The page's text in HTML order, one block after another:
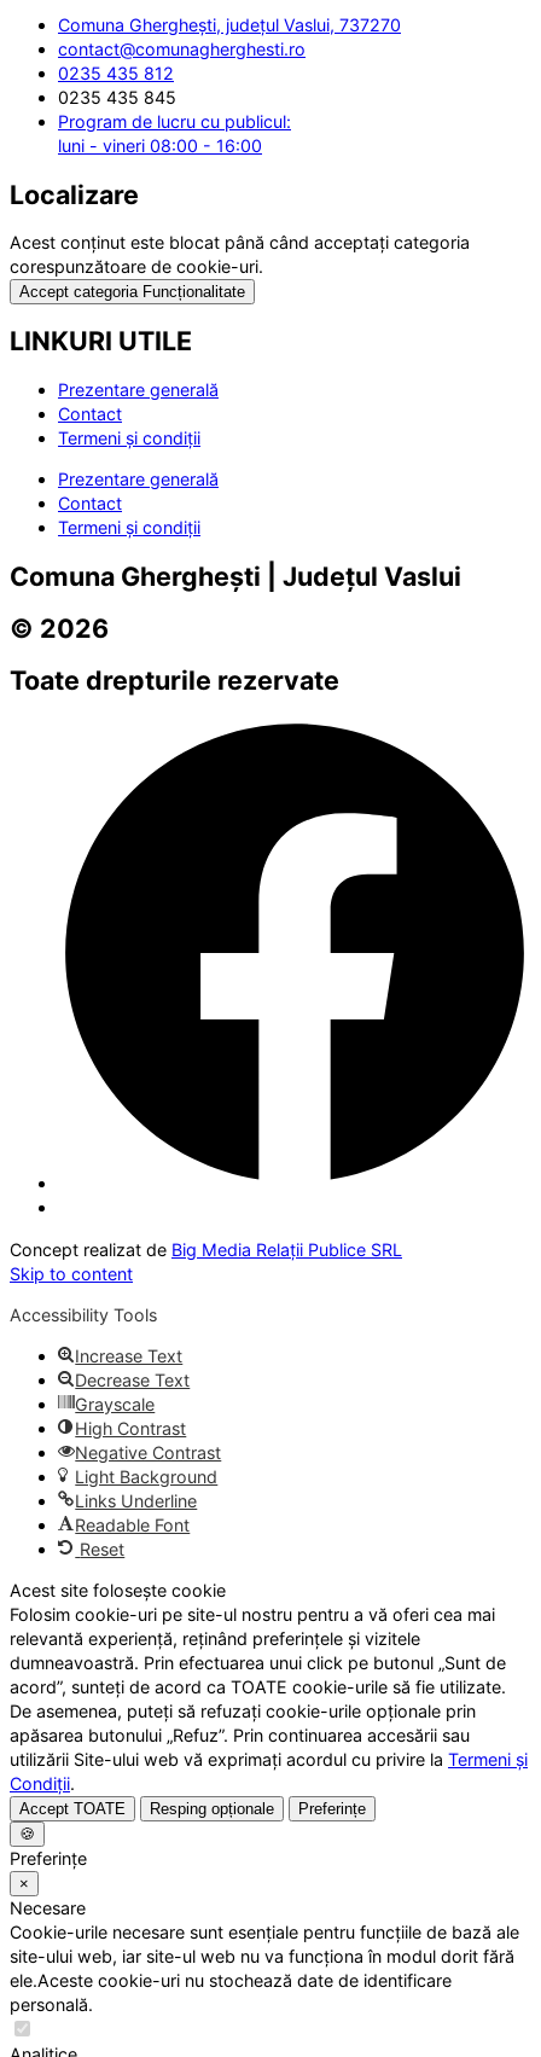
Comuna Gherghești, județul Vaslui, 737270
contact@comunagherghesti.ro
0235 435 812
0235 435 845
Program de lucru cu publicul:
luni - vineri 08:00 - 16:00
Localizare
Acest conținut este blocat până când acceptați categoria
corespunzătoare de cookie-uri.
Accept categoria Funcționalitate
LINKURI UTILE
Prezentare generală
Contact
Termeni și condiții
Prezentare generală
Contact
Termeni și condiții
Comuna Gherghești | Județul Vaslui
© 2026
Toate drepturile rezervate
Concept realizat de Big Media Relații Publice SRL
Skip to content
Accessibility Tools
Increase Text
Decrease Text
Grayscale
High Contrast
Negative Contrast
Light Background
Links Underline
Readable Font
Reset
Acest site folosește cookie
Folosim cookie-uri pe site-ul nostru pentru a vă oferi cea mai
relevantă experiență, reținând preferințele și vizitele
dumneavoastră. Prin efectuarea unui click pe butonul „Sunt de
acord”, sunteți de acord ca TOATE cookie-urile să fie utilizate.
De asemenea, puteți să refuzați cookie-urile opționale prin
apăsarea butonului „Refuz”. Prin continuarea accesării sau
utilizării Site-ului web vă exprimați acordul cu privire la Termeni și
Condiții.
Accept TOATE Resping opționale
Preferințe
🍪
Preferințe
×
Necesare
Cookie-urile necesare sunt esențiale pentru funcțiile de bază ale
site-ului web, iar site-ul web nu va funcționa în modul dorit fără
ele.Aceste cookie-uri nu stochează date de identificare
personală.